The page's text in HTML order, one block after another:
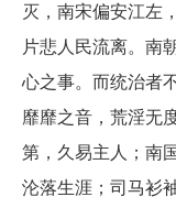
灭，南宋偏安江左
片悲人民流离。南
心之事。而统治者
靡靡之音，荒淫无
第，久易主人；南
沦落生涯；司马衫